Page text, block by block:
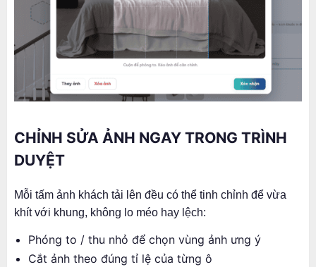
CHỈNH SỬA ẢNH NGAY TRONG TRÌNH
DUYỆT
Mỗi tấm ảnh khách tải lên đều có thể tinh chỉnh để vừa
khít với khung, không lo méo hay lệch:
Phóng to / thu nhỏ để chọn vùng ảnh ưng ý
Cắt ảnh theo đúng tỉ lệ của từng ô